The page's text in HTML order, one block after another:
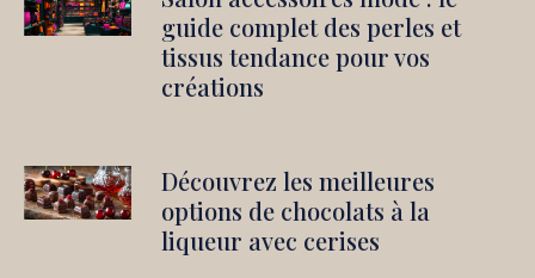
guide complet des perles et
tissus tendance pour vos
créations
Découvrez les meilleures
options de chocolats à la
liqueur avec cerises